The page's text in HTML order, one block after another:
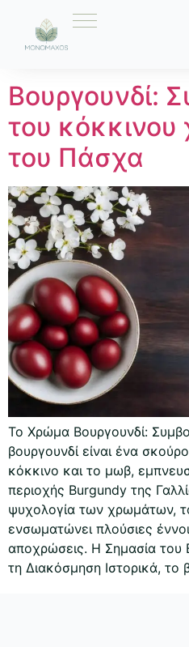
Ετικέτα:
Βουργουνδί:
του
του Πάσχα
Το Χρώμα Βουργουνδί:
βουργουνδί είναι ένα
κόκκινο και το μωβ,
περιοχής Burgundy της
ψυχολογία των χρωμάτων,
ενσωματώνει πλούσιες
αποχρώσεις. Η Σημασία του
τη Διακόσμηση Ιστορικά, το